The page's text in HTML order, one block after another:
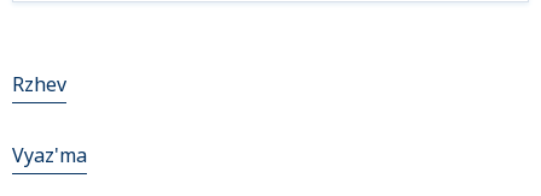
Rzhev
Vyaz'ma